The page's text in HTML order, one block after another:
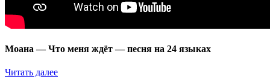
Моана — Что меня ждёт — песня на 24 языках
Читать далее